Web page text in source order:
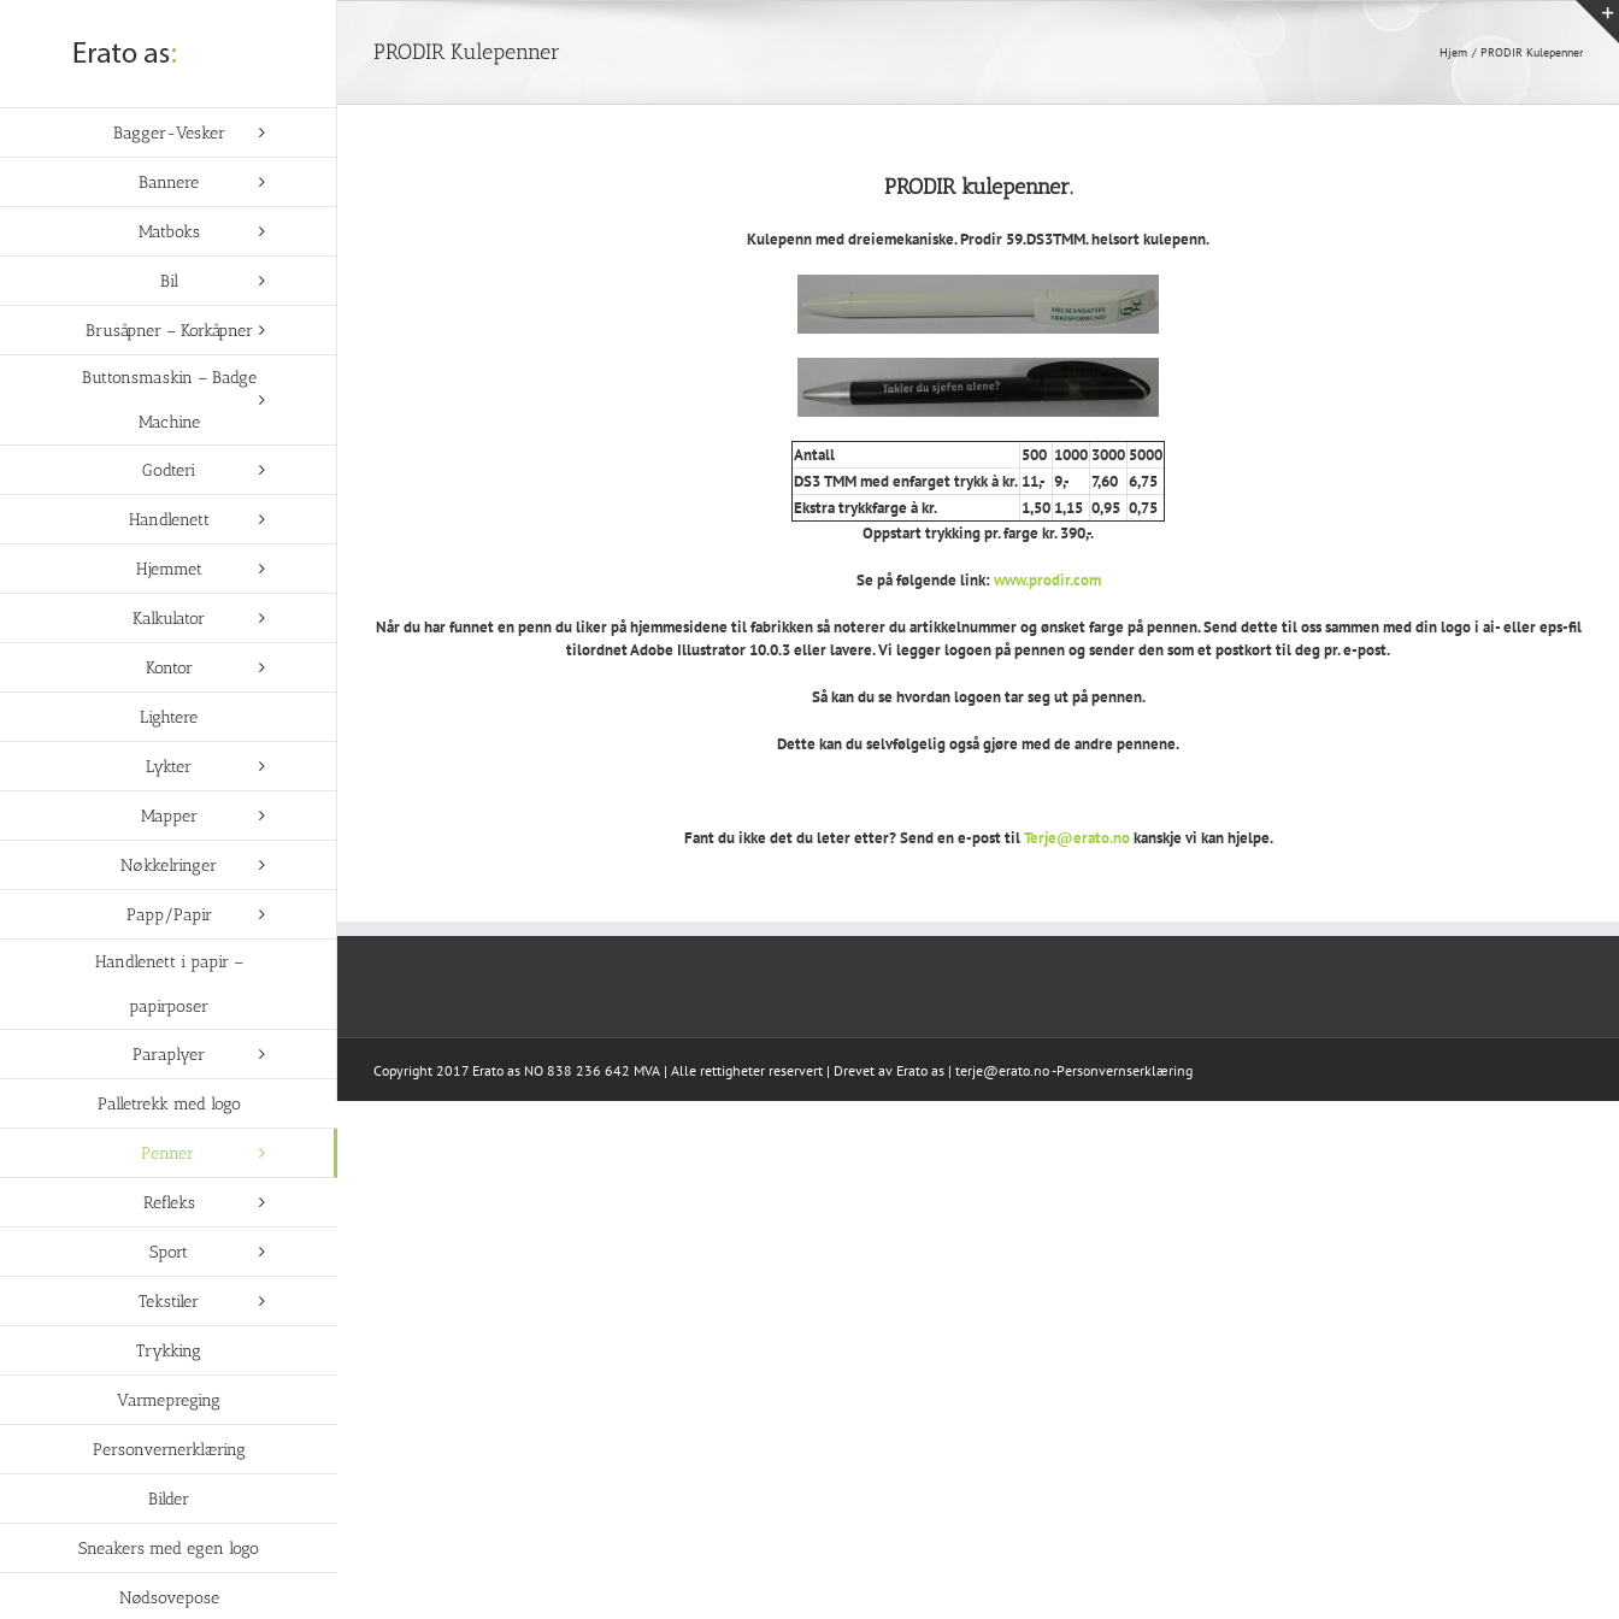
Bagger-Vesker
Bannere
Matboks
Bil
Brusåpner – Korkåpner
Buttonsmaskin – Badge
Machine
Godteri
Handlenett
Hjemmet
Kalkulator
Kontor
Lightere
Lykter
Mapper
Nøkkelringer
Papp/Papir
Handlenett i papir –
papirposer
Paraplyer
Palletrekk med logo
Penner
Refleks
Sport
Tekstiler
Trykking
Varmepreging
Personvernerklæring
Bilder
Sneakers med egen logo
Nødsovepose
PRODIR Kulepenner Hjem PRODIR Kulepenner
PRODIR kulepenner.
Kulepenn med dreiemekaniske. Prodir 59.DS3TMM. helsort kulepenn.
Antall 500 1000 3000 5000
DS3 TMM med enfarget trykk à kr. 11,- 9,- 7,60 6,75
Ekstra trykkfarge à kr.
1,50 1,15 0,95 0,75
Oppstart trykking pr. farge kr. 390,-.
Se på følgende link:www.prodir.com
Når du har funnet en penn du liker på hjemmesidene til fabrikken så noterer du artikkelnummer og ønsket farge på pennen. Send dette til oss sammen med din logo i ai- eller eps-fil
tilordnet Adobe Illustrator 10.0.3 eller lavere. Vi legger logoen på pennen og sender den som et postkort til deg pr. e-post.
Så kan du se hvordan logoen tar seg ut på pennen.
Dette kan du selvfølgelig også gjøre med de andre pennene.
Fant du ikke det du leter etter? Send en e-post tilTerje@erato.nokanskje vi kan hjelpe.
Copyright 2017 Erato as NO 838 236 642 MVA | Alle rettigheter reservert | Drevet av Erato as | terje@erato.no-Personvernserklæring